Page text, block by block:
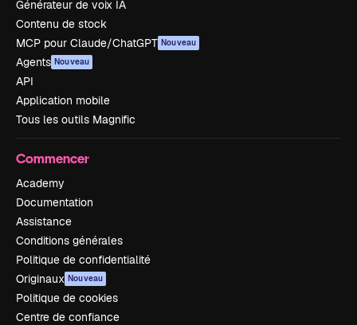
Générateur de voix IA
Contenu de stock
MCP pour Claude/ChatGPT Nouveau
Agents Nouveau
API
Application mobile
Tous les outils Magnific
Commencer
Academy
Documentation
Assistance
Conditions générales
Politique de confidentialité
Originaux Nouveau
Politique de cookies
Centre de confiance